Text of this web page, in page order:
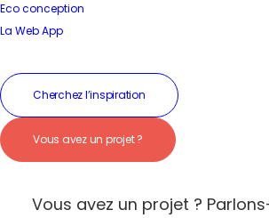
Eco conception
La Web App
Cherchez l’inspiration
Vous avez un projet ?
Vous avez un projet ?
Une ambiance
chaleureuse et
festive
In
sur la ville.